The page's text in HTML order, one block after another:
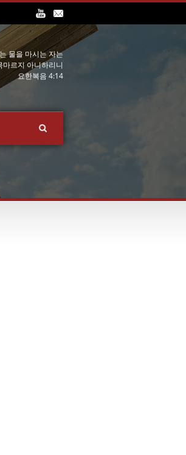
물을 마시는 자는
마르지 아니하리니
요한복음 4:14